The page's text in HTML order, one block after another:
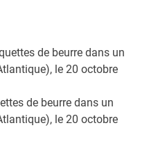
de beurre dans un
le 20 octobre